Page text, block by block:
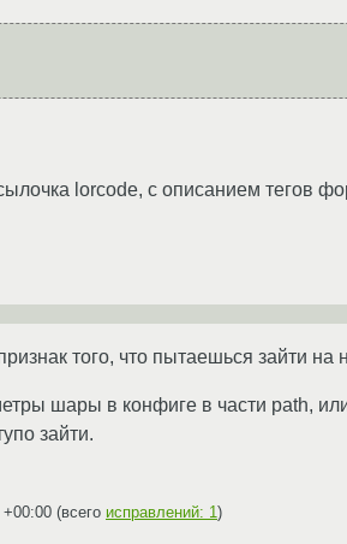
lorcode, с описанием тегов
того, что пытаешься зайти
шары в конфиге в части path,
зайти.
+00:00 (всего исправлений: 1 )